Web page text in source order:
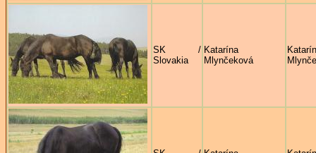
SK /
Slovakia
Katarína
Mlynčeková